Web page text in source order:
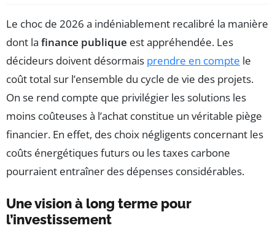
Le choc de 2026 a indéniablement recalibré la manière
dont la finance publique est appréhendée. Les
décideurs doivent désormais prendre en compte le
coût total sur l’ensemble du cycle de vie des projets.
On se rend compte que privilégier les solutions les
moins coûteuses à l’achat constitue un véritable piège
financier. En effet, des choix négligents concernant les
coûts énergétiques futurs ou les taxes carbone
pourraient entraîner des dépenses considérables.
Une vision à long terme pour
l’investissement